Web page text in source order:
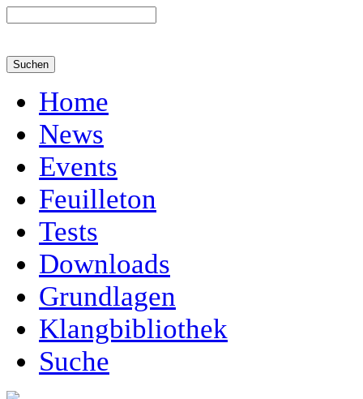
Home
News
Events
Feuilleton
Tests
Downloads
Grundlagen
Klangbibliothek
Suche